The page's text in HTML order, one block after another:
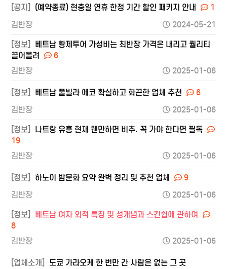
[공지] (예약종료) 현충일 연휴 한정 기간 할인 패키지 안내
1
김반장
2024-05-21
[정보]
베트남 황제투어 가성비는 최반장 가격은 내리고 퀄리티
끌어올려
6
김반장
2025-01-06
[정보] 베트남 풀빌라 에코 확실하고 화끈한 업체 추천
6
김반장
2025-01-06
[정보]
나트랑 유흥 현재 웬만하면 비추. 꼭 가야 한다면 필독
19
김반장
2025-01-06
[정보] 하노이 밤문화 요약 완벽 정리 및 추천 업체
9
김반장
2025-01-06
[정보]
베트남 여자 외적 특징 및 성개념과 스킨쉽에 관하여
8
김반장
2025-01-06
[업체소개]
도쿄 가라오케 한 번만 간 사람은 없는 그 곳